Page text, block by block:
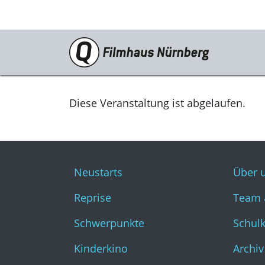
Programm
Neustarts
Kinderkino
Stummfilm
Cine International
Filmclub
Diese Veranstaltung ist abgelaufen.
Neustarts
Reprise
Schwerpunkte
Kinderkino
Über
Team
Archiv